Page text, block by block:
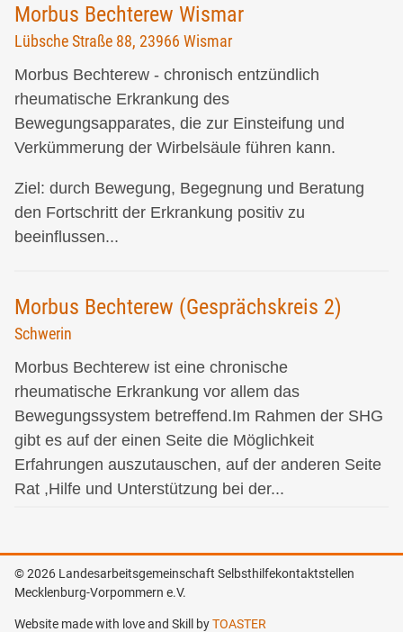
Morbus Bechterew Wismar
Lübsche Straße 88, 23966 Wismar
Morbus Bechterew - chronisch entzündlich
rheumatische Erkrankung des
Bewegungsapparates, die zur Einsteifung und
Verkümmerung der Wirbelsäule führen kann.
Ziel: durch Bewegung, Begegnung und Beratung
den Fortschritt der Erkrankung positiv zu
beeinflussen...
Morbus Bechterew (Gesprächskreis 2)
Schwerin
Morbus Bechterew ist eine chronische
rheumatische Erkrankung vor allem das
Bewegungssystem betreffend.Im Rahmen der SHG
gibt es auf der einen Seite die Möglichkeit
Erfahrungen auszutauschen, auf der anderen Seite
Rat ,Hilfe und Unterstützung bei der...
© 2026 Landesarbeitsgemeinschaft Selbsthilfekontaktstellen
Mecklenburg-Vorpommern e.V.
Website made with love and Skill byTOASTER